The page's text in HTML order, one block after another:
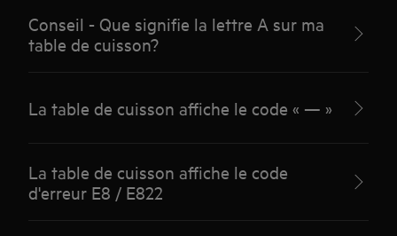
Conseil - Que signifie la lettre A sur ma
table de cuisson?
La table de cuisson affiche le code « — »
La table de cuisson affiche le code
d'erreur E8 / E822